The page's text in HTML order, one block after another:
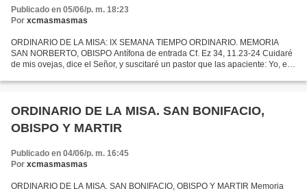
Publicado en 05/06/p. m. 18:23
Por xcmasmasmas
ORDINARIO DE LA MISA: IX SEMANA TIEMPO ORDINARIO. MEMORIA
SAN NORBERTO, OBISPO Antífona de entrada Cf. Ez 34, 11.23-24 Cuidaré
de mis ovejas, dice el Señor, y suscitaré un pastor que las apaciente: Yo, el
ORDINARIO DE LA MISA. SAN BONIFACIO,
OBISPO Y MARTIR
Publicado en 04/06/p. m. 16:45
Por xcmasmasmas
ORDINARIO DE LA MISA. SAN BONIFACIO, OBISPO Y MARTIR Memoria